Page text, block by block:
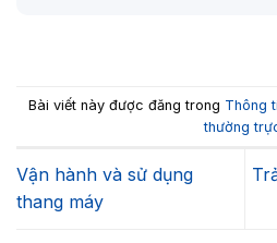
Bài viết này được đăng trong Thông
thường
Vận hành và sử dụng
thang máy